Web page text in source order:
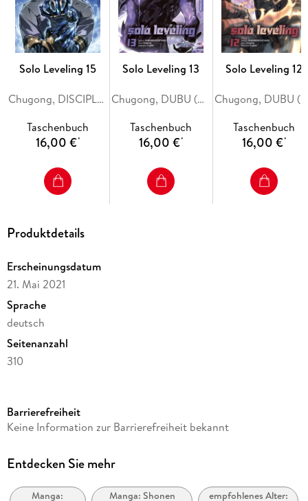
Solo Leveling 15
Chugong, DISCIPLES (REDICE STUDIO), h-goon
Taschenbuch
16,00 €*
Solo Leveling 13
Chugong, DUBU (REDICE STUDIO), h-goon
Taschenbuch
16,00 €*
Solo Leveling 12
Taschenbuch
16,00 €*
Produktdetails
Erscheinungsdatum
21. Mai 2021
Sprache
deutsch
Seitenanzahl
310
Reihe
Autor/Autorin
Übersetzung
Barrierefreiheit
Keine Information zur Barrierefreiheit bekannt
Entdecken Sie mehr
Manga:
Manga: Shonen
empfohlenes Alter: